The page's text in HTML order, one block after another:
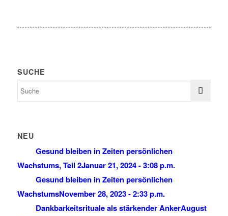
SUCHE
NEU
Gesund bleiben in Zeiten persönlichen
Wachstums, Teil 2Januar 21, 2024 - 3:08 p.m.
Gesund bleiben in Zeiten persönlichen
WachstumsNovember 28, 2023 - 2:33 p.m.
Dankbarkeitsrituale als stärkender AnkerAugust